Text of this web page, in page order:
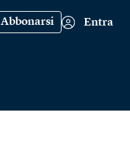
Abbonarsi Entra